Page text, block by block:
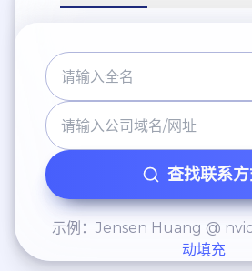
查找联系
示例：Jensen Huang @
动填充